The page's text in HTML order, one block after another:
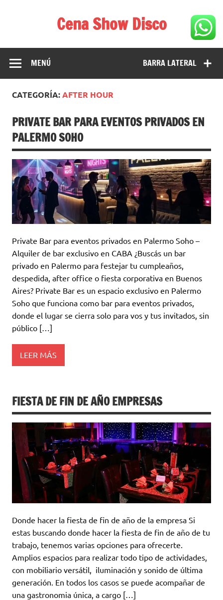
Cena Show Disco
Cena Show Disco – DISCO CENA SHOW GUIA DE
RESTAURANTES
BARRA LATERAL
MENÚ
CATEGORÍA:AFTER HOUR
PRIVATE BAR PARA EVENTOS PRIVADOS EN
PALERMO SOHO
Private Bar para eventos privados en Palermo Soho –
Alquiler de bar exclusivo en CABA ¿Buscás un bar
privado en Palermo para festejar tu cumpleaños,
despedida, after office o fiesta corporativa en Buenos
Aires? Private Bar es un espacio exclusivo en Palermo
Soho que funciona como bar para eventos privados,
donde el lugar se cierra solo para vos y tus invitados, sin
público […]
LEER MÁS
FIESTA DE FIN DE AÑO EMPRESAS
Donde hacer la fiesta de fin de año de la empresa Si
estas buscando donde hacer la fiesta de fin de año de tu
trabajo, tenemos varias opciones para ofrecerte.
Amplios espacios para realizar todo tipo de actividades,
con mobiliario versátil, iluminación y sonido de última
generación. En todos los casos se puede acompañar de
una gastronomia única, a cargo […]